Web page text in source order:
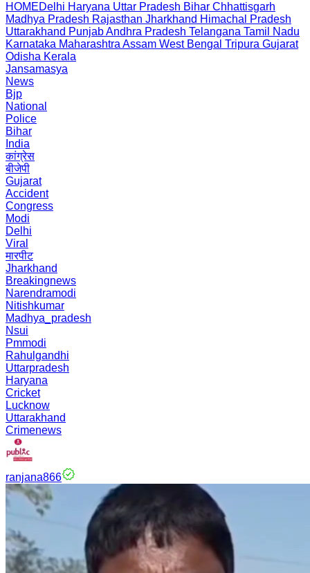
HOMEDelhi Haryana Uttar Pradesh Bihar Chhattisgarh
Madhya Pradesh Rajasthan Jharkhand Himachal Pradesh
Uttarakhand PunjabAndhra Pradesh Telangana Tamil Nadu
Karnataka Maharashtra Assam West Bengal Tripura Gujarat
Odisha Kerala
Jansamasya
News
Bjp
National
Police
Bihar
India
कांग्रेस
बीजेपी
Gujarat
Accident
Congress
Modi
Delhi
Viral
मारपीट
Jharkhand
Breakingnews
Narendramodi
Nitishkumar
Madhya_pradesh
Nsui
Pmmodi
Rahulgandhi
Uttarpradesh
Haryana
Cricket
Lucknow
Uttarakhand
Crimenews
ranjana866